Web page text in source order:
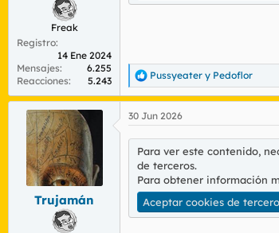
m
Freak
Registro
14 Ene 2024
Mensajes
6.255
Reacciones
5.243
R
e
a
c
o
n
e
s
Pussyeater y Pedoflor
Trujamán
30 Jun 2026
Para ver este contenido,
de terceros.
Para obtener información
Aceptar cookies de